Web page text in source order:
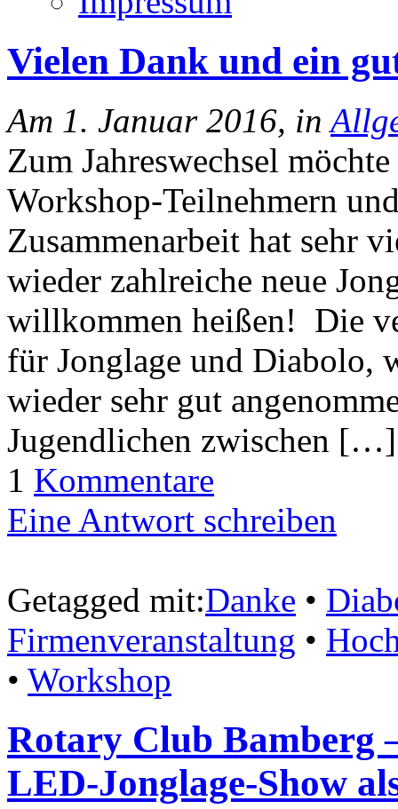
Vielen Dank und ein
Am 1. Januar 2016, in
Zum Jahreswechsel
Workshop-Teilnehmern
Zusammenarbeit hat sehr
wieder zahlreiche neue
willkommen heißen! Die
für Jonglage und Diabolo,
wieder sehr gut
Jugendlichen zwischen […]
1 Kommentare
Eine Antwort schreiben
Getagged mit:Danke •
Firmenveranstaltung •
• Workshop
Rotary Club Bamberg
LED-Jonglage-Show